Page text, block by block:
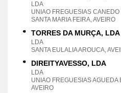
LDA
UNIAO FREGUESIAS CANEDO
SANTA MARIA FEIRA, AVEIRO
TORRES DA MURÇA, LDA
LDA
SANTA EULALIA AROUCA,
DIREITYAVESSO, LDA
LDA
UNIAO FREGUESIAS AGUEDA
AVEIRO